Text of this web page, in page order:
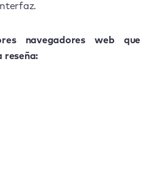
navegadores web que
reseña: